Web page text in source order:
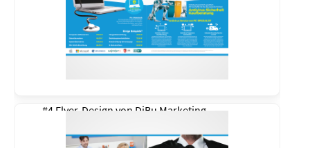
#4 Flyer-Design von DiBu Marketing